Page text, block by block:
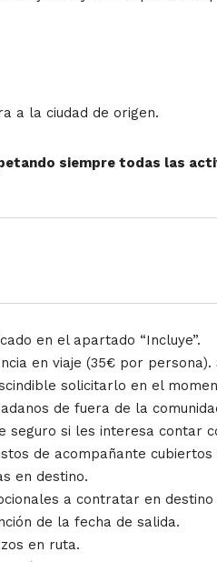
a la ciudad de origen.
siempre todas las
en el apartado “Incluye”.
en viaje (35€ por persona).
solicitarlo en el
de fuera de la
seguro si les interesa contar
de acompañante cubiertos
en destino.
a contratar en destino
de la fecha de salida.
en ruta.